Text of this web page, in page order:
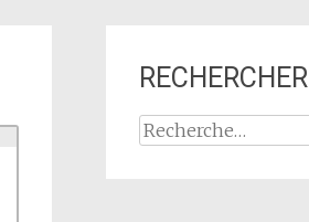
RECHERCHER
Rechercher :